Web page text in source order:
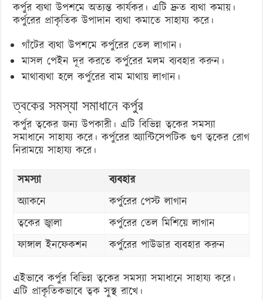
কর্পুর ব্যথা উপশমে অত্যন্ত কার্যকর। এটি দ্রুত ব্যথা কমায়।
কর্পুরের প্রাকৃতিক উপাদান ব্যথা কমাতে সাহায্য করে।
গাঁটের ব্যথা উপশমে কর্পুরের তেল লাগান।
মাসল পেইন দূর করতে কর্পুরের মলম ব্যবহার করুন।
মাথাব্যথা হলে কর্পুরের বাম মাথায় লাগান।
ত্বকের সমস্যা সমাধানে কর্পুর
কর্পুর ত্বকের জন্য উপকারী। এটি বিভিন্ন ত্বকের সমস্যা
সমাধানে সাহায্য করে। কর্পুরের অ্যান্টিসেপটিক গুণ ত্বকের রোগ
নিরাময়ে সাহায্য করে।
সমস্যা
ব্যবহার
অ্যাকনে
কর্পুরের পেস্ট লাগান
ত্বকের জ্বালা
কর্পুরের তেল মিশিয়ে লাগান
ফাঙ্গাল ইনফেকশন
কর্পুরের পাউডার ব্যবহার করুন
এইভাবে কর্পুর বিভিন্ন ত্বকের সমস্যা সমাধানে সাহায্য করে।
এটি প্রাকৃতিকভাবে ত্বক সুস্থ রাখে।